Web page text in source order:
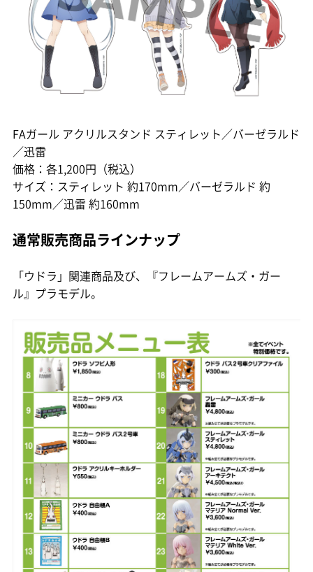
FAガール アクリルスタンド スティレット／バーゼラルド
／迅雷
価格：各1,200円（税込）
サイズ：スティレット 約170mm／バーゼラルド 約
150mm／迅雷 約160mm
通常販売商品ラインナップ
「ウドラ」関連商品及び、『フレームアームズ・ガー
ル』プラモデル。